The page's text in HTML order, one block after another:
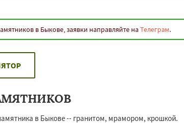
в Быкове, заявки направляйте на Телеграм.
в Быкове -- гранитом, мрамором, крошкой.